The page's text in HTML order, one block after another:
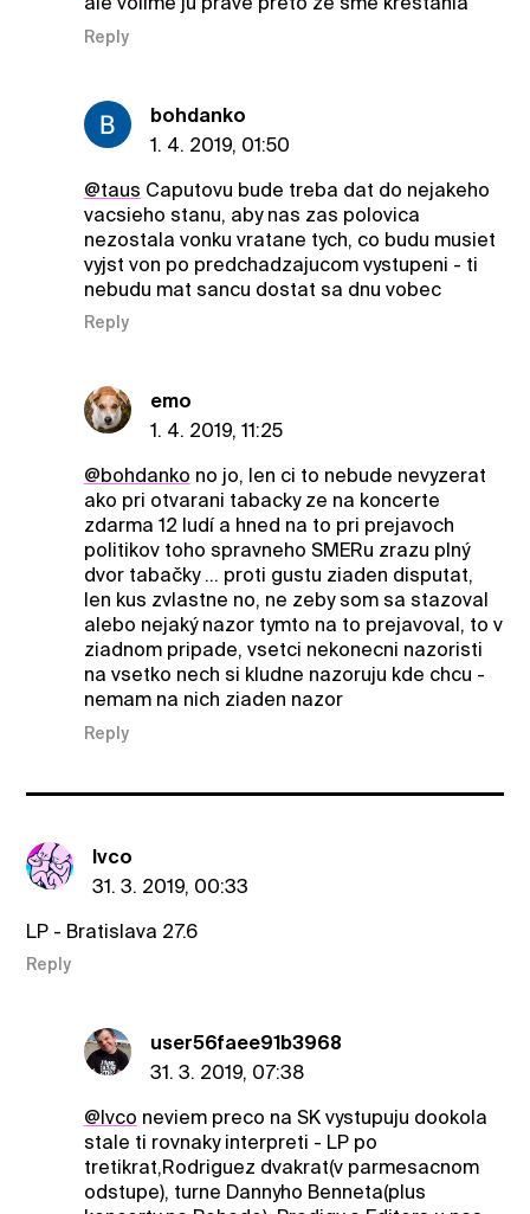
Reply
bohdanko
1. 4. 2019, 01:50
@taus Caputovu bude treba dat do nejakeho
vacsieho stanu, aby nas zas polovica
nezostala vonku vratane tych, co budu musiet
vyjst von po predchadzajucom vystupeni - ti
nebudu mat sancu dostat sa dnu vobec
Reply
emo
1. 4. 2019, 11:25
@bohdanko no jo, len ci to nebude nevyzerat
ako pri otvarani tabacky ze na koncerte
zdarma 12 ludí a hned na to pri prejavoch
politikov toho spravneho SMERu zrazu plný
dvor tabačky ... proti gustu ziaden disputat,
len kus zvlastne no, ne zeby som sa stazoval
alebo nejaký nazor tymto na to prejavoval, to v
ziadnom pripade, vsetci nekonecni nazoristi
na vsetko nech si kludne nazoruju kde chcu -
nemam na nich ziaden nazor
Reply
Ivco
31. 3. 2019, 00:33
LP - Bratislava 27.6
Reply
user56faee91b3968
31. 3. 2019, 07:38
@Ivco neviem preco na SK vystupuju dookola
stale ti rovnaky interpreti - LP po
tretikrat,Rodriguez dvakrat(v parmesacnom
odstupe), turne Dannyho Benneta(plus